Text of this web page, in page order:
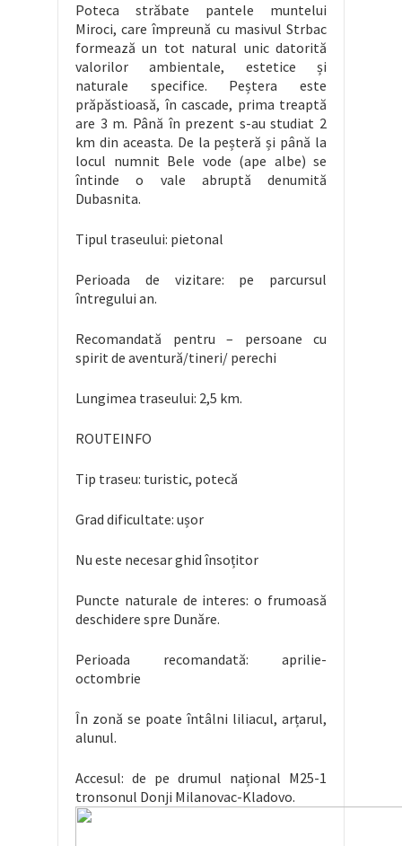
Poteca străbate pantele muntelui
Miroci, care împreună cu masivul Strbac
formează un tot natural unic datorită
valorilor ambientale, estetice și
naturale specifice. Peștera este
prăpăstioasă, în cascade, prima treaptă
are 3 m. Până în prezent s-au studiat 2
km din aceasta. De la peșteră și până la
locul numnit Bele vode (ape albe) se
întinde o vale abruptă denumită
Dubasnita.
Tipul traseului: pietonal
Perioada de vizitare: pe parcursul
întregului an.
Recomandată pentru – persoane cu
spirit de aventură/tineri/ perechi
Lungimea traseului: 2,5 km.
ROUTEINFO
Tip traseu: turistic, potecă
Grad dificultate: ușor
Nu este necesar ghid însoțitor
Puncte naturale de interes: o frumoasă
deschidere spre Dunăre.
Perioada recomandată: aprilie-
octombrie
În zonă se poate întâlni liliacul, arțarul,
alunul.
Accesul: de pe drumul național M25-1
tronsonul Donji Milanovac-Kladovo.